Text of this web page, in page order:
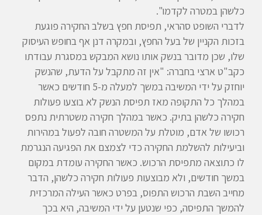
כלשהן במטרה לקדמו".
לדברי השופט סהראי, תפיסת חפץ בשלב החקירה פוגעת
בזכות הקניין של בעל החפץ, ובמקרה דנן אף בחופש העיסוק
שלו, שכן מדובר בנשק אותו נושא המבקש במסגרת עבודתו
כקב"ט ארצי בחברה: "אין זה מתקבל על הדעת, שהנשק
יוחזק על ידי המשיבה במשך למעלה מ-5 חודשים כאשר
במהלך כל התקופה מאז תפיסת הנשק לא בוצעו פעולות
חקירה כלשהן בתיק. כאשר במהלך חקירה משטרתית נתפס
רכושו של אדם, מוטלת על המשטרה חובה לפעול במהירות
וביעילות להשלמת החקירה כדי לצמצם את הפגיעה הנגרמת
לו כתוצאה מתפיסת הרכוש. כאשר החקירה עומדת במקום
במשך חודשים, ולא מבוצעות פעולות חקירה כלשהן, הדבר
מחייב השבת הרכוש התפוס, בפרט כאשר העילה המרכזית
להמשך התפיסה, כפי שנטען על ידי המשיבה, היא בכך